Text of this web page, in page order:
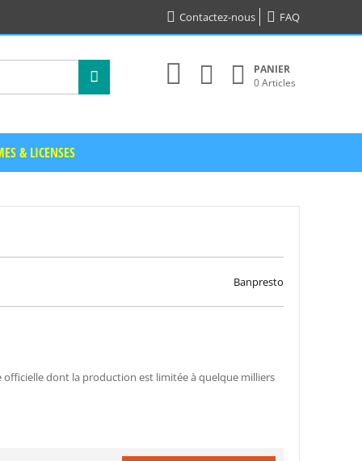
Contactez-nous FAQ
PANIER
0 Articles
& LICENSES
Banpresto
dont la production est limitée à quelque milliers